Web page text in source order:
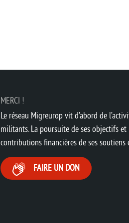
MERCI !
Le réseau Migreurop vit d’abord de
militants. La poursuite de ses objectifs
contributions financières de ses soutiens
FAIRE UN DON